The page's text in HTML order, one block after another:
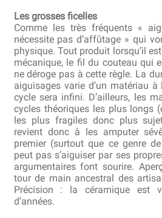
Les grosses ficelles
Comme les très fréquents «
nécessite pas d’affûtage » qui
physique. Tout produit lorsqu’il
mécanique, le fil du couteau qui
ne déroge pas à cette règle. La
aiguisages varie d’un matériau
cycle sera infini. D’ailleurs, les
cycles théoriques les plus longs
les plus fragiles donc plus
revient donc à les amputer
premier (surtout que ce genre
peut pas s’aiguiser par ses
argumentaires font sourire.
tour de main ancestral des
Précision : la céramique est
d’années.